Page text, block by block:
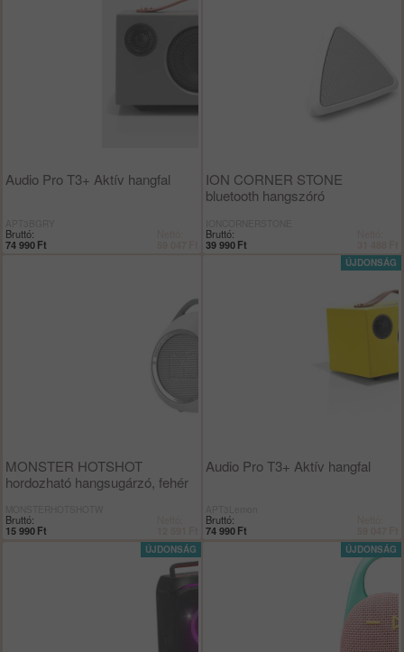
Audio Pro T3+ Aktív hangfal
Bruttó:
74 990 Ft
ION CORNER STONE
bluetooth hangszóró
Bruttó:
39 990 Ft
MONSTER HOTSHOT
hordozható hangsugárzó, fehér
Bruttó:
15 990 Ft
Audio Pro T3+ Aktív hangfal
Bruttó:
74 990 Ft